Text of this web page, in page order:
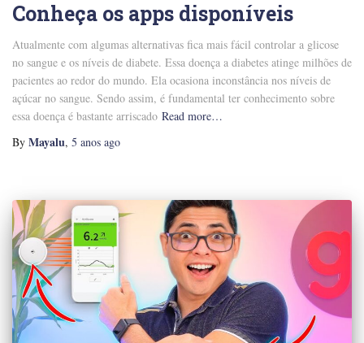
Conheça os apps disponíveis
Atualmente com algumas alternativas fica mais fácil controlar a glicose
no sangue e os níveis de diabete. Essa doença a diabetes atinge milhões de
pacientes ao redor do mundo. Ela ocasiona inconstância nos níveis de
açúcar no sangue. Sendo assim, é fundamental ter conhecimento sobre
essa doença é bastante arriscado Read more…
By Mayalu, 5 anos ago